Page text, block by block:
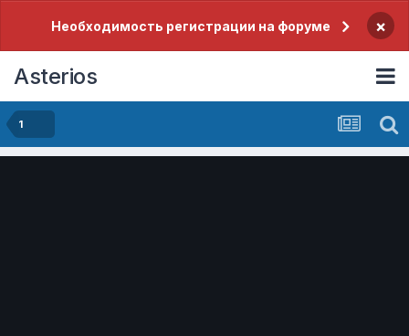
Необходимость регистрации на форуме ×
Asterios
1